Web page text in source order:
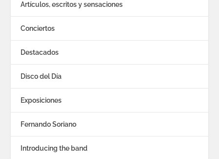
Artículos, escritos y sensaciones
Conciertos
Destacados
Disco del Día
Exposiciones
Fernando Soriano
Introducing the band